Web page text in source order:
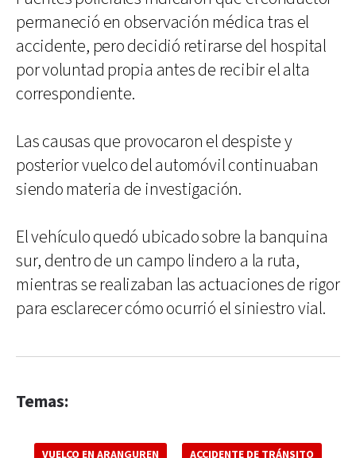
permaneció en observación médica tras el
accidente, pero decidió retirarse del hospital
por voluntad propia antes de recibir el alta
correspondiente.
Las causas que provocaron el despiste y
posterior vuelco del automóvil continuaban
siendo materia de investigación.
El vehículo quedó ubicado sobre la banquina
sur, dentro de un campo lindero a la ruta,
mientras se realizaban las actuaciones de rigor
para esclarecer cómo ocurrió el siniestro vial.
Temas:
VUELCO EN ARANGUREN ACCIDENTE DE TRÁNSITO